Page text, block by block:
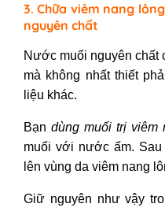
3. Chữa viêm nang
nguyên chất
Nước muối nguyên chất
mà không nhất thiết
liệu khác.
Bạn dùng muối trị viêm
muối với nước ấm.
lên vùng da viêm nang
Giữ nguyên như vậy